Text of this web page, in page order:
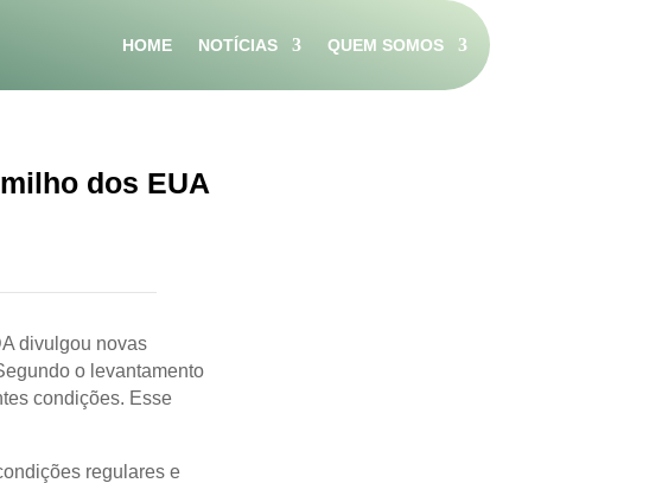
HOME NOTÍCIAS QUEM SOMOS
dos EUA
divulgou novas
o levantamento
condições. Esse
regulares e